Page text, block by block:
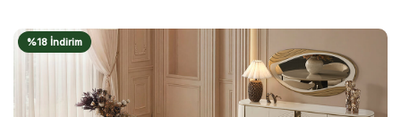
%18 İndirim